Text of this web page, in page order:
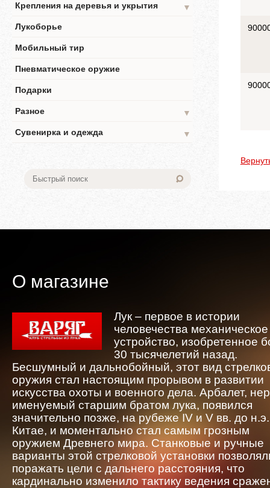
Крепления на деревья и укрытия
▼
Лукоборье
Мобильный тир
Пневматическое оружие
Подарки
Разное
▼
Сувенирка и одежда
▼
О магазине
Лук – первое в истории
человечества механическое
устройство, изобретенное
30 тысячелетий назад.
Бесшумный и дальнобойный, этот вид
оружия стал настоящим прорывом в развитии
искусства охоты и военного дела. Арбалет,
именуемый старшим братом лука, появился
значительно позже, на рубеже IV и V вв. до
Китае, и моментально стал самым грозным
оружием Древнего мира. Станковые и ручные
варианты этой стрелковой установки
поражать цели с дальнего расстояния, что
кардинально изменило тактику ведения